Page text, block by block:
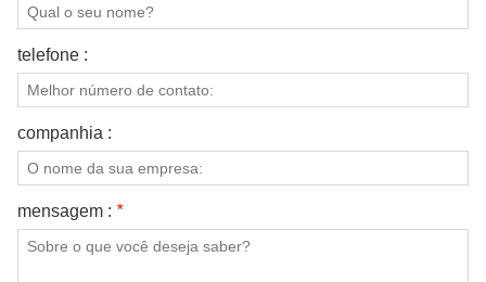
telefone :
companhia :
mensagem : *